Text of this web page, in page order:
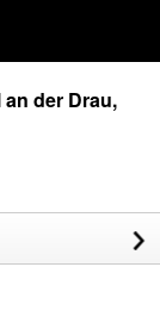
der Drau,